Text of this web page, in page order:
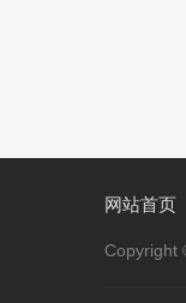
网站首页
Copyright